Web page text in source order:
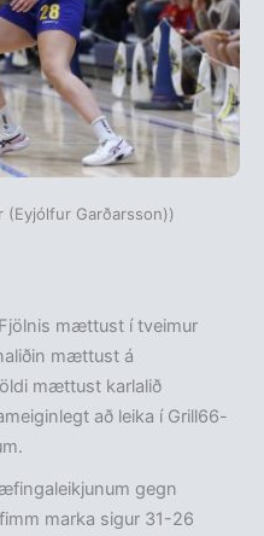
Garðarsson))
mættust í tveimur
mættust á
mættust karlalið
að leika í Grill66-
gegn
marka sigur 31-26